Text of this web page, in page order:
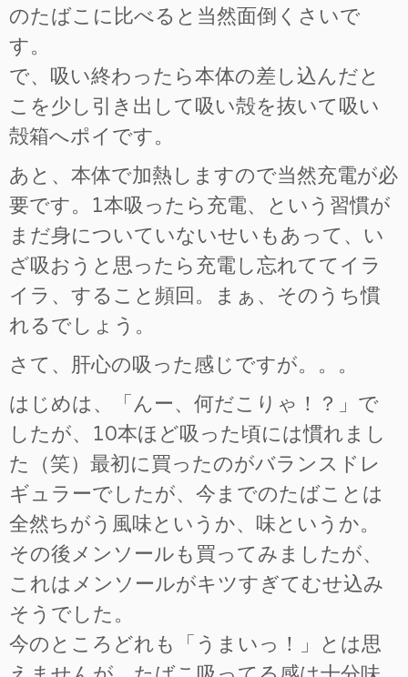
のたばこに比べると当然面倒くさいで
す。
で、吸い終わったら本体の差し込んだと
こを少し引き出して吸い殻を抜いて吸い
殻箱へポイです。
あと、本体で加熱しますので当然充電が必
要です。1本吸ったら充電、という習慣が
まだ身についていないせいもあって、い
ざ吸おうと思ったら充電し忘れててイラ
イラ、すること頻回。まぁ、そのうち慣
れるでしょう。
さて、肝心の吸った感じですが。。。
はじめは、「んー、何だこりゃ！？」で
したが、10本ほど吸った頃には慣れまし
た（笑）最初に買ったのがバランスドレ
ギュラーでしたが、今までのたばことは
全然ちがう風味というか、味というか。
その後メンソールも買ってみましたが、
これはメンソールがキツすぎてむせ込み
そうでした。
今のところどれも「うまいっ！」とは思